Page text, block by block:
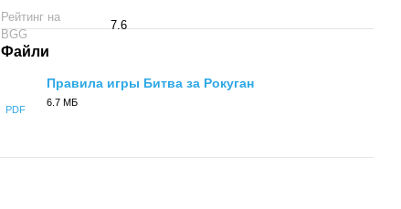
Рейтинг на
BGG
7.6
Файли
PDF
Правила игры Битва за Рокуган
6.7 МБ